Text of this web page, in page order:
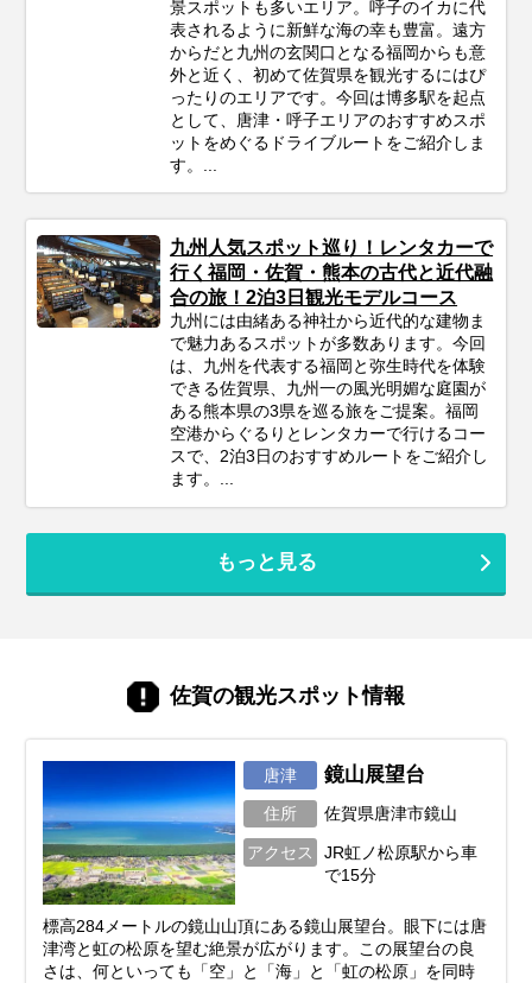
景スポットも多いエリア。呼子のイカに代
表されるように新鮮な海の幸も豊富。遠方
からだと九州の玄関口となる福岡からも意
外と近く、初めて佐賀県を観光するにはぴ
ったりのエリアです。今回は博多駅を起点
として、唐津・呼子エリアのおすすめスポ
ットをめぐるドライブルートをご紹介しま
す。...
九州人気スポット巡り！レンタカーで
行く福岡・佐賀・熊本の古代と近代融
合の旅！2泊3日観光モデルコース
九州には由緒ある神社から近代的な建物ま
で魅力あるスポットが多数あります。今回
は、九州を代表する福岡と弥生時代を体験
できる佐賀県、九州一の風光明媚な庭園が
ある熊本県の3県を巡る旅をご提案。福岡
空港からぐるりとレンタカーで行けるコー
スで、2泊3日のおすすめルートをご紹介し
ます。...
もっと見る
佐賀の観光スポット情報
唐津 鏡山展望台
住所 佐賀県唐津市鏡山
アクセス
JR虹ノ松原駅から車
で15分
標高284メートルの鏡山山頂にある鏡山展望台。眼下には唐
津湾と虹の松原を望む絶景が広がります。この展望台の良
さは、何といっても「空」と「海」と「虹の松原」を同時